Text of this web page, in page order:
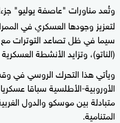
وتُعد مناورات "عاصفة يوليو"
لتعزيز وجودها العسكري في
سيما في ظل تصاعد التوترات
(الناتو)، وتزايد الأنشطة
ويأتي هذا التحرك الروسي في
الأوروبية-الأطلسية سباقا
متبادلة بين موسكو والدول
المتنامية.